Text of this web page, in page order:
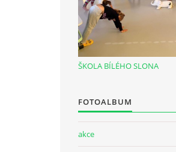
ŠKOLA BÍLÉHO SLONA
FOTOALBUM
akce